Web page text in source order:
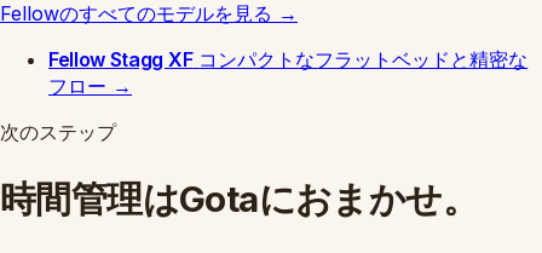
Fellowのすべてのモデルを見る →
Fellow Stagg XF コンパクトなフラットベッドと精密な
フロー →
次のステップ
時間管理はGotaにおまかせ。